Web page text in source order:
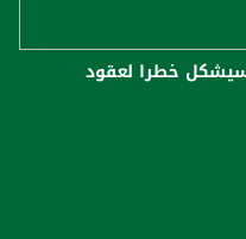
سيشكل خطرا لعقود